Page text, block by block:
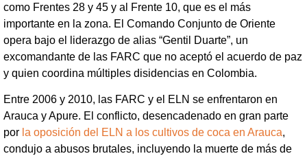
como Frentes 28 y 45 y al Frente 10, que es el más
importante en la zona. El Comando Conjunto de Oriente
opera bajo el liderazgo de alias “Gentil Duarte”, un
excomandante de las FARC que no aceptó el acuerdo de paz
y quien coordina múltiples disidencias en Colombia.
Entre 2006 y 2010, las FARC y el ELN se enfrentaron en
Arauca y Apure. El conflicto, desencadenado en gran parte
por la oposición del ELN a los cultivos de coca en Arauca,
condujo a abusos brutales, incluyendo la muerte de más de